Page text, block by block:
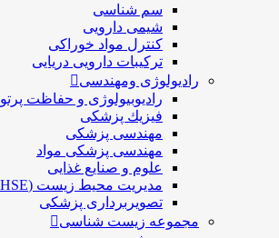
سم شناسی
شیمی دارویی
کنترل مواد خوراکی
ترکیبات دارویی دریایی
رادیولوژی ومهندسی
رادیوبیولوژی و حفاظت پرتو
فيزيك پزشکی
مهندسی پزشکی
مهندسی پزشکی مواد
علوم و صنايع غذایی
مدیریت محیط زیست (HSE)
تصویربرداری پزشکی
مجموعه زیست شناسی